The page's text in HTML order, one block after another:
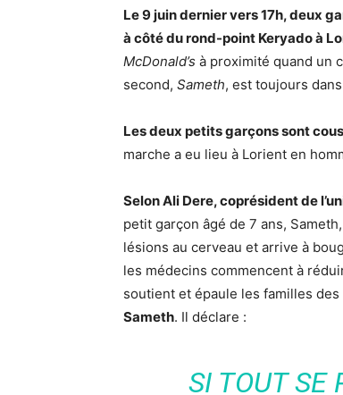
Le 9 juin dernier vers 17h, deux
à côté du rond-point Keryado à
McDonald’s à proximité quand un
second, Sameth, est toujours
Les deux petits garçons sont
marche a eu lieu à Lorient en
Selon Ali Dere, coprésident de
petit garçon âgé de 7 ans,
lésions au cerveau et arrive à
les médecins commencent à
soutient et épaule les familles
Sameth. Il déclare :
SI TOUT SE